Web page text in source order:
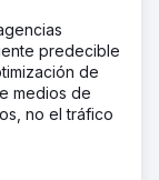
predecible
de
medios de
no el tráfico